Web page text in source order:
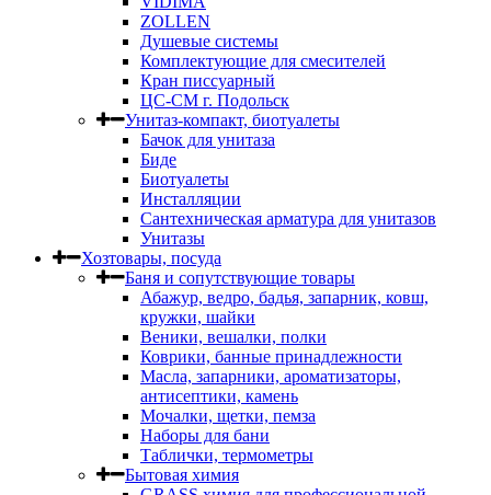
ZOLLEN
Душевые системы
Комплектующие для смесителей
Кран писсуарный
ЦС-СМ г. Подольск
Унитаз-компакт, биотуалеты
Бачок для унитаза
Биде
Биотуалеты
Инсталляции
Сантехническая арматура для унитазов
Унитазы
Хозтовары, посуда
Баня и сопутствующие товары
Абажур, ведро, бадья, запарник, ковш,
кружки, шайки
Веники, вешалки, полки
Коврики, банные принадлежности
Масла, запарники, ароматизаторы,
антисептики, камень
Мочалки, щетки, пемза
Наборы для бани
Таблички, термометры
Бытовая химия